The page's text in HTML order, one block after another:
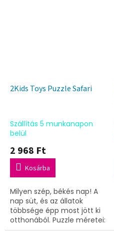
2Kids Toys Puzzle Safari
Szállítás 5 munkanapon
belül
2 968 Ft
Kosárba
Milyen szép, békés nap! A
nap süt, és az állatok
többsége épp most jött ki
otthonából. Puzzle méretei:
30x22,5x1,5 cmÉletkor: 18